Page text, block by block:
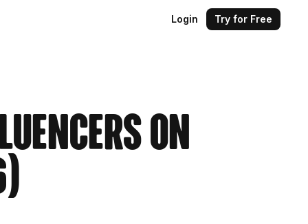
Login Try for Free
on